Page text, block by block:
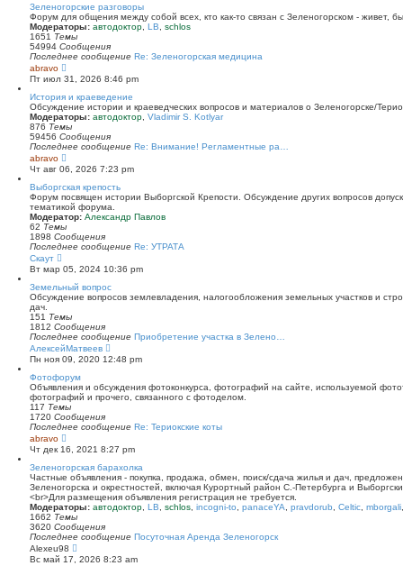
Зеленогорские разговоры
Форум для общения между собой всех, кто как-то связан с Зеленогорском - живет,
Модераторы: автодоктор LB
schlos
1651 Темы
54994 Сообщения
Последнее сообщение Re: Зеленогорская медицина
abravo
е
р
е
й
т
и
к
п
с
л
е
д
н
е
м
у
с
б
е
н
ю
Пт июл 31, 2026 8:46 pm
История и краеведение
Обсуждение истории и краеведческих вопросов и материалов о Зеленогорске/
Модераторы: автодоктор Vladimir S. Kotlyar
876 Темы
59456 Сообщения
Последнее сообщение Re: Внимание! Регламентные ра…
abravo
е
р
е
й
т
и
к
п
о
л
е
д
н
м
у
с
о
о
б
е
н
и
ю
Чт авг 06, 2026 7:23 pm
Выборгская крепость
Форум посвящен истории Выборгской Крепости. Обсуждение других вопросов
тематикой форума.
Модератор: Александр Павлов
62 Темы
1898 Сообщения
Последнее сообщение Re: УТРАТА
Скаут
е
р
е
й
т
и
к
п
о
с
л
е
д
н
е
м
у
с
о
о
щ
е
н
и
ю
Вт мар 05, 2024 10:36 pm
Земельный вопрос
Обсуждение вопросов землевладения, налогообложения земельных участков и
дач.
151 Темы
1812 Сообщения
Последнее сообщение Приобретение участка в Зелено…
АлексейМатвеев
е
р
й
т
п
с
л
е
д
н
е
м
у
о
щ
Пн ноя 09, 2020 12:48 pm
Фотофорум
Объявления и обсуждения фотоконкурса, фотографий на сайте, используемой
фотографий и прочего, связанного с фотоделом.
117 Темы
1720 Сообщения
Последнее сообщение Re: Териокские коты
abravo
е
р
е
й
т
и
к
п
о
с
л
е
д
Чт дек 16, 2021 8:27 pm
Зеленогорская барахолка
Частные объявления - покупка, продажа, обмен, поиск/сдача жилья и дач,
Зеленогорска и окрестностей, включая Курортный район С.-Петербурга и
<br>Для размещения объявления регистрация не требуется.
Модераторы: автодоктор LB schlos incogni-to panaceYA pravdorub Celtic mborgali
1662 Темы
3620 Сообщения
Последнее сообщение Посуточная Аренда Зеленогорск
Alexeu98
е
р
Вс май 17, 2026 8:23 am